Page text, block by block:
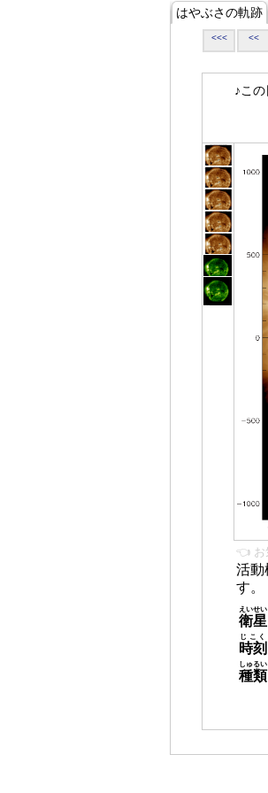
はやぶさの軌跡
<<< <<
♪この
👈 お
活動
す。
衛星
えいせい
時刻
じこく
種類
しゅるい